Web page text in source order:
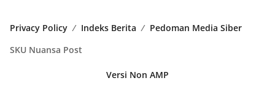
Privacy Policy Indeks Berita
Pedoman Media Siber
SKU Nuansa Post
Versi Non AMP